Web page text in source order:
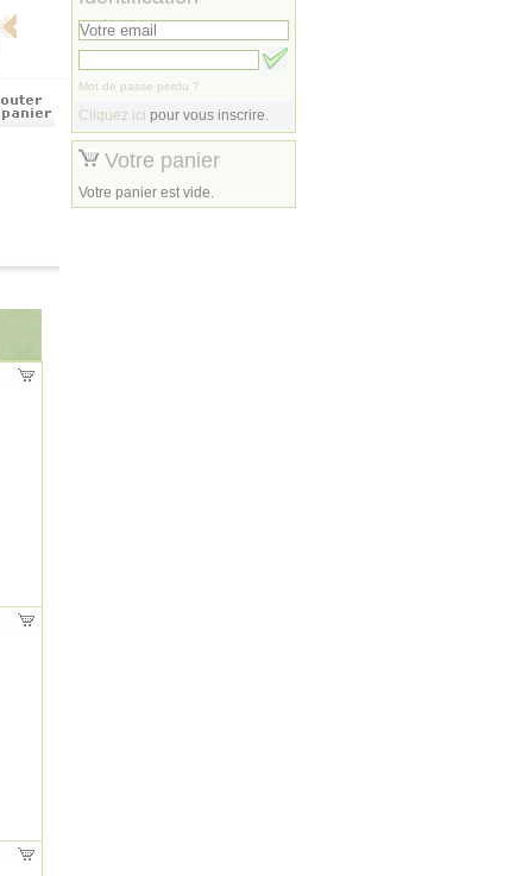
Mot de passe perdu ?
Cliquez ici pour vous inscrire.
Votre panier
Votre panier est vide.